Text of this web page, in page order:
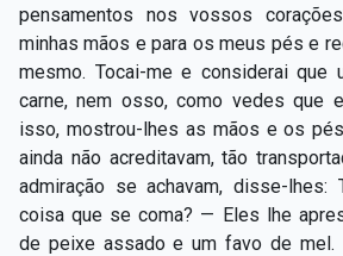
pensamentos nos vossos
minhas mãos e para os meus pés e
mesmo. Tocai-me e considerai que
carne, nem osso, como vedes que
isso, mostrou-lhes as mãos e os
ainda não acreditavam, tão
admiração se achavam, disse-lhes:
coisa que se coma? — Eles lhe
de peixe assado e um favo de mel.